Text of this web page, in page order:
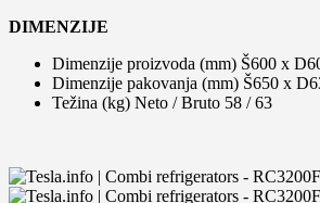
DIMENZIJE
Dimenzije proizvoda (mm) Š600 x
Dimenzije pakovanja (mm) Š650 x
Težina (kg) Neto / Bruto 58 / 63